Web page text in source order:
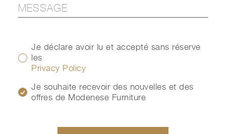
Je déclare avoir lu et accepté sans réserve
les
Privacy Policy
Je souhaite recevoir des nouvelles et des
offres de Modenese Furniture